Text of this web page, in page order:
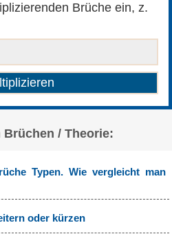
Brüche ein, z.
/ Theorie:
Typen. Wie vergleicht man
oder kürzen